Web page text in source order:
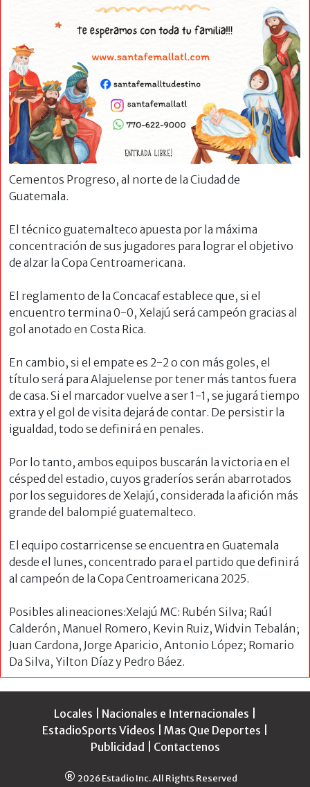
Cementos Progreso, al norte de la Ciudad de
Guatemala.
El técnico guatemalteco apuesta por la máxima
concentración de sus jugadores para lograr el objetivo
de alzar la Copa Centroamericana.
El reglamento de la Concacaf establece que, si el
encuentro termina 0-0, Xelajú será campeón gracias al
gol anotado en Costa Rica.
En cambio, si el empate es 2-2 o con más goles, el
título será para Alajuelense por tener más tantos fuera
de casa. Si el marcador vuelve a ser 1-1, se jugará tiempo
extra y el gol de visita dejará de contar. De persistir la
igualdad, todo se definirá en penales.
Por lo tanto, ambos equipos buscarán la victoria en el
césped del estadio, cuyos graderíos serán abarrotados
por los seguidores de Xelajú, considerada la afición más
grande del balompié guatemalteco.
El equipo costarricense se encuentra en Guatemala
desde el lunes, concentrado para el partido que definirá
al campeón de la Copa Centroamericana 2025.
Posibles alineaciones:Xelajú MC: Rubén Silva; Raúl
Calderón, Manuel Romero, Kevin Ruiz, Widvin Tebalán;
Juan Cardona, Jorge Aparicio, Antonio López; Romario
Da Silva, Yilton Díaz y Pedro Báez.
Locales Nacionales e Internacionales
EstadioSports Videos
Mas Que Deportes
Publicidad
Contactenos
® 2026 Estadio Inc. All Rights Reserved